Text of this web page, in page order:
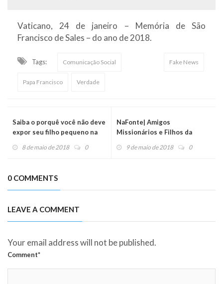
Vaticano, 24 de janeiro – Memória de São
Francisco de Sales – do ano de 2018.
Tags: Comunicação Social Fake News
Papa Francisco Verdade
Saiba o porquê você não deve
expor seu filho pequeno na
8 de maio de 2018 0
NaFonte| Amigos
Missionários e Filhos da
9 de maio de 2018 0
0 COMMENTS
LEAVE A COMMENT
Your email address will not be published.
Comment*